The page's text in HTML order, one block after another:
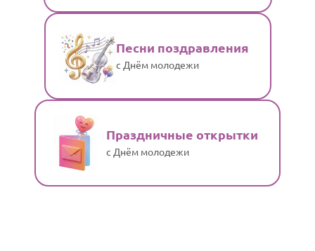
Песни поздравления
с Днём молодежи
Праздничные открытки
с Днём молодежи